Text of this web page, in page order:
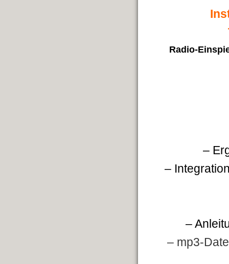
Radio-
–
–
–
– mp3-